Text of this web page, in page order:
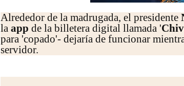
Alrededor de la madrugada, el presidente
la app de la billetera digital llamada '
para 'copado'- dejaría de funcionar
servidor.